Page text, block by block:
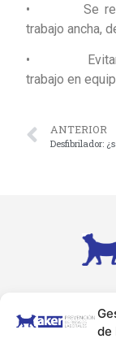
de
• Se
trabajo ancha,
• Evitar el
trabajo en
ANTERIOR
Desfibrilador: